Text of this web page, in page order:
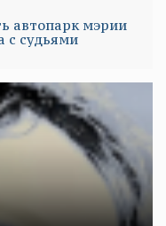
автопарк мэрии
с судьями